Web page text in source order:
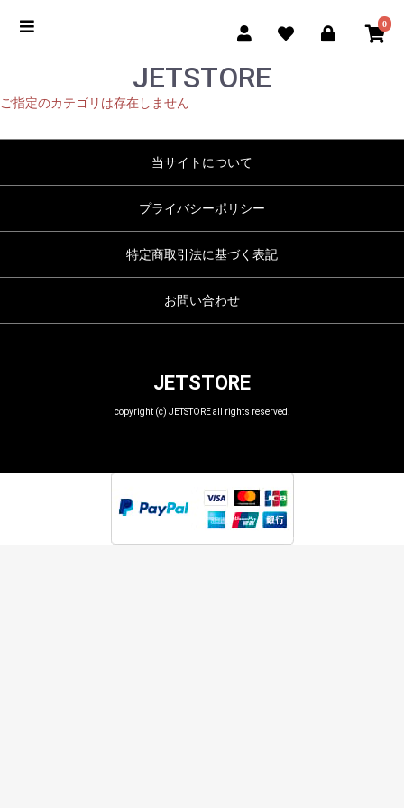
0
JETSTORE
ご指定のカテゴリは存在しません
当サイトについて
プライバシーポリシー
特定商取引法に基づく表記
お問い合わせ
JETSTORE
copyright (c) JETSTORE all rights reserved.